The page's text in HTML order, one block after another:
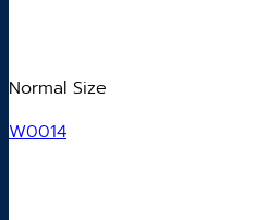
Normal Size
W0014